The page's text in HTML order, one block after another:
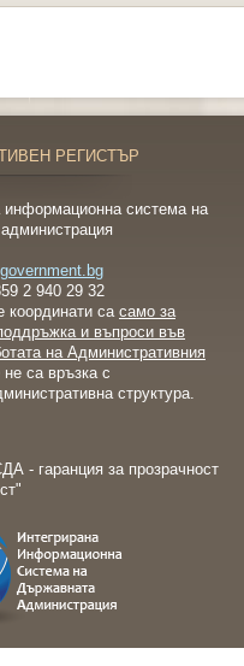
РЕГИСТЪР
информационна система на
2 940 29 32
координати са само за
и въпроси във
на Административния
не са връзка с
структура.
- гаранция за прозрачност